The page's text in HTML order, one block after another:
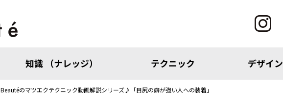
知識 （ナレッジ） テクニック デザイン
Beautéのマツエクテクニック動画解説シリーズ♪「目尻の癖が強い人への装着」